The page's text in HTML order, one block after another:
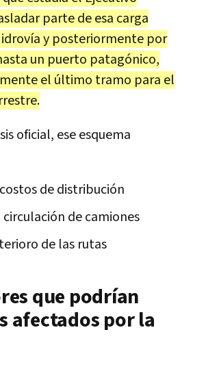
parte de esa carga
y posteriormente por
un puerto patagónico,
el último tramo para el
oficial, ese esquema
de distribución
de camiones
de las rutas
que podrían
afectados por la